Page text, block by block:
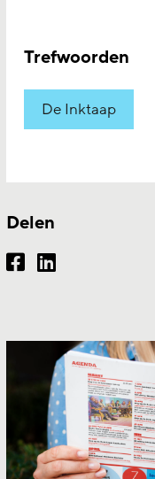
Trefwoorden
De Inktaap
Delen